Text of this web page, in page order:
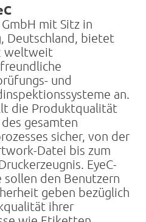
GmbH mit Sitz in
Deutschland, bietet
weltweit
und
an.
die Produktqualität
gesamten
sicher, von der
Datei bis zum
EyeC-
sollen den Benutzern
geben bezüglich
ihrer